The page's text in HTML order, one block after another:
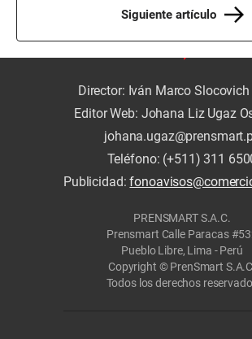
Siguiente artículo
Director: Iván Marco
Editor Web: Johana Liz Ugaz
Teléfono: (+511) 311
Publicidad:
PRENSMART S.A.C.
Prensmart Calle Paracas
Pueblo Libre, Lima - Perú
Copyright © PrenSmart
Todos los derechos